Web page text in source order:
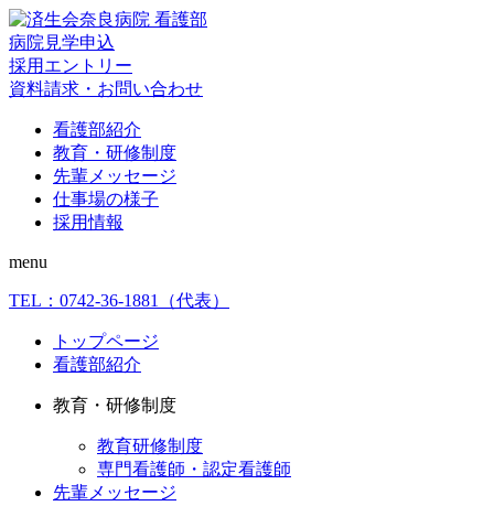
病院見学申込
採用エントリー
資料請求・お問い合わせ
看護部紹介
教育・研修制度
先輩メッセージ
仕事場の様子
採用情報
menu
TEL： 0742-36-1881 （代表）
トップページ
看護部紹介
教育・研修制度
教育研修制度
専門看護師・認定看護師
先輩メッセージ